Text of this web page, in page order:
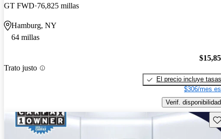
GT FWD 76,825 millas
Hamburg, NY
64 millas
Trato justo
El precio incluye tasas
$306/mes
Verif. disponibilidad